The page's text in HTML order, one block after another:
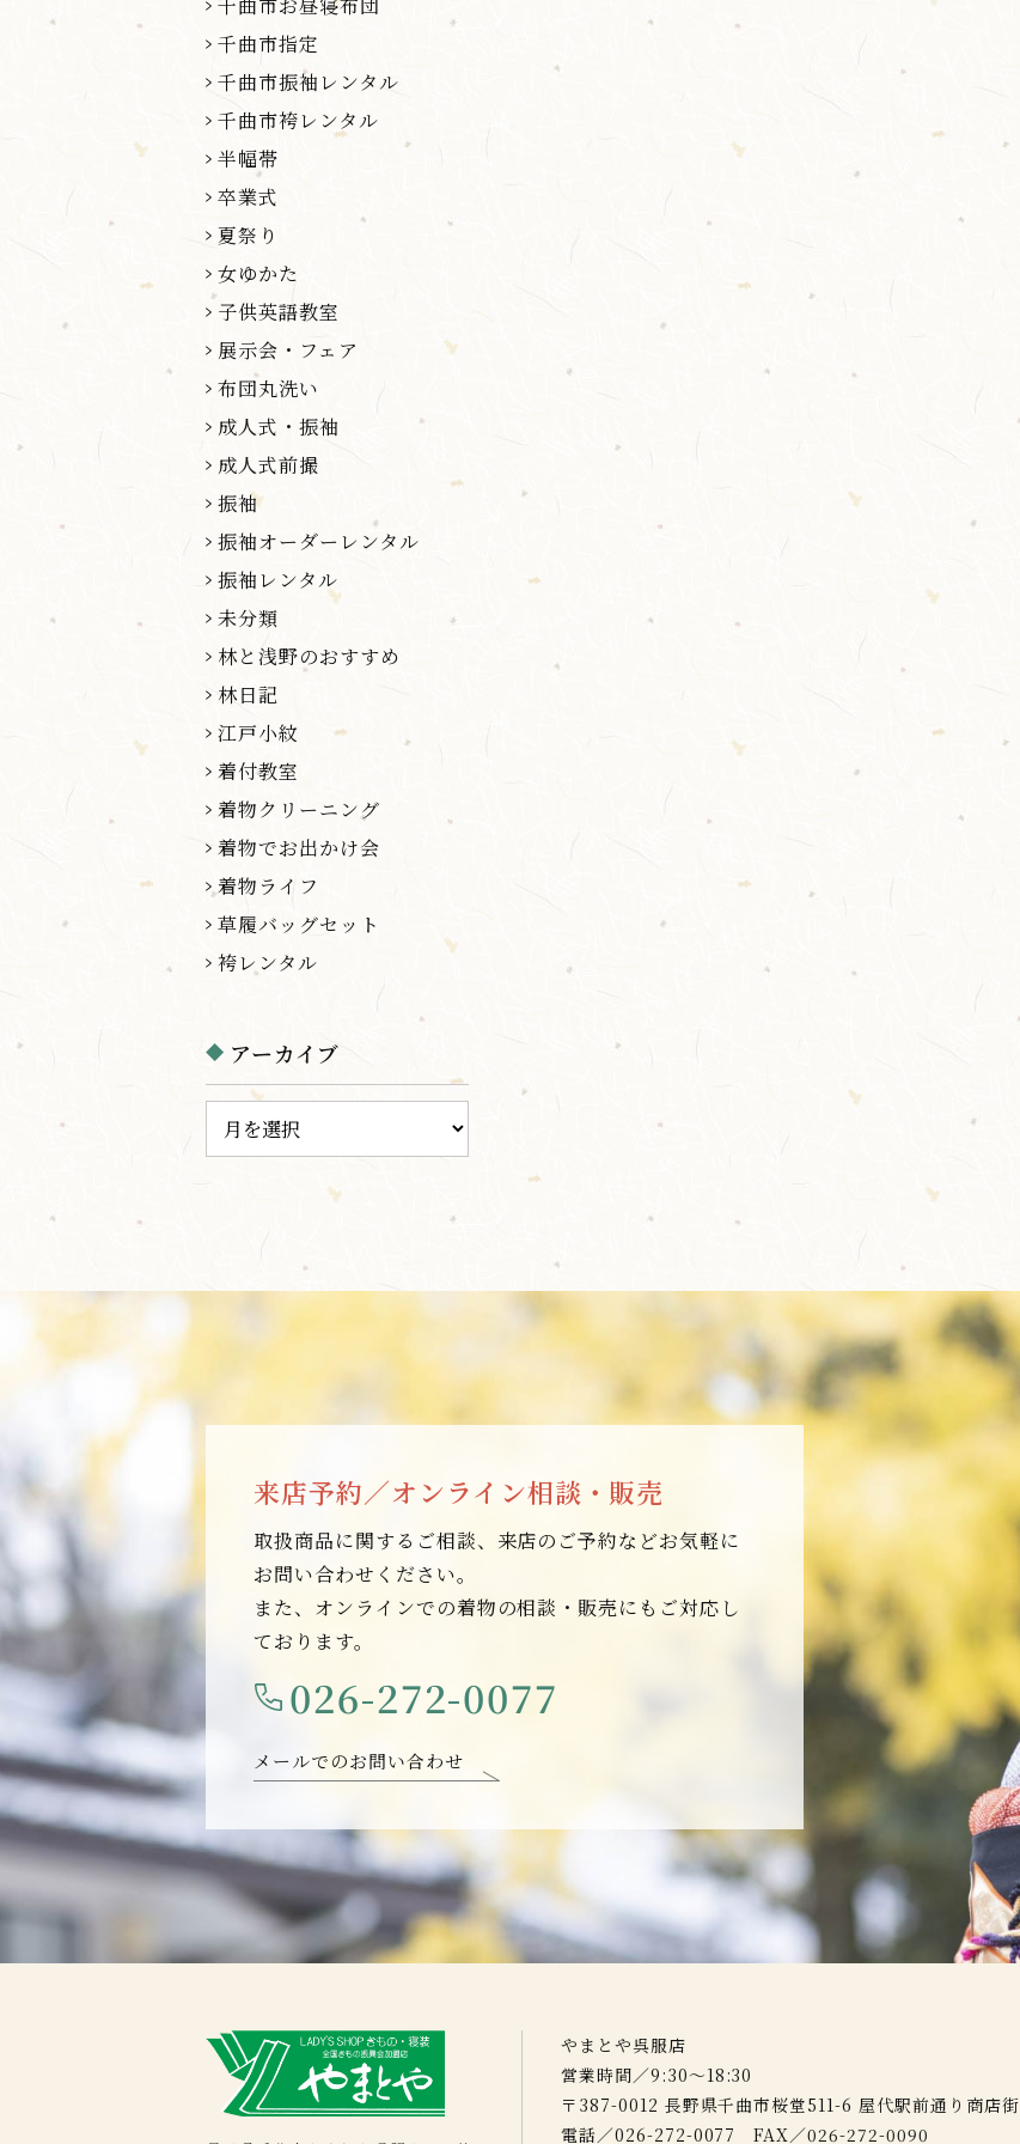
千曲市指定
千曲市振袖レンタル
千曲市袴レンタル
半幅帯
卒業式
夏祭り
女ゆかた
子供英語教室
展示会・フェア
布団丸洗い
成人式・振袖
成人式前撮
振袖
振袖オーダーレンタル
振袖レンタル
未分類
林と浅野のおすすめ
林日記
江戸小紋
着付教室
着物クリーニング
着物でお出かけ会
着物ライフ
草履バッグセット
袴レンタル
アーカイブ
来店予約／オンライン相談・販売
取扱商品に関するご相談、来店のご予約などお気軽に
お問い合わせください。
また、オンラインでの着物の相談・販売にもご対応し
ております。
026-272-0077
メールでのお問い合わせ
やまとや呉服店
営業時間／9:30～18:30
〒387-0012 長野県千曲市桜堂511-6 屋代駅前通り商店街
電話／026-272-0077 FAX／026-272-0090